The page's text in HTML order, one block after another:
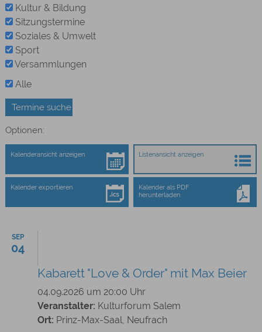
Kultur & Bildung
Sitzungstermine
Soziales & Umwelt
Sport
Versammlungen
Alle
Optionen:
Kalenderansicht anzeigen Listenansicht anzeigen
Kalender exportieren
Kalender als PDF
herunterladen
SEP
04
Kabarett "Love & Order" mit Max Beier
04.09.2026 um 20:00 Uhr
Veranstalter: Kulturforum Salem
Ort: Prinz-Max-Saal, Neufrach